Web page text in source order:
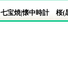
七宝焼|懐中時計 桜(